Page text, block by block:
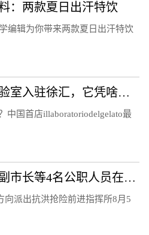
：两款夏日出汗特饮
编辑为你带来两款夏日出汗特饮
风靡纽约的冰淇淋实验室入驻徐汇，它凭啥俘获“中国胃”？
中国首店illaboratoriodelgelato最
河南你早丨舒兰常务副市长等4名公职人员在抗洪抢险中失联；山东平原县发生5.5级地震；河南开打国产带状疱疹疫苗
向派出抗洪抢险前进指挥所8月5